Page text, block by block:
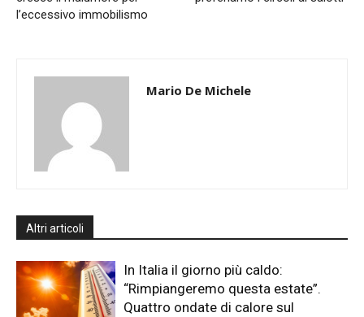
l’eccessivo immobilismo
Mario De Michele
Altri articoli
In Italia il giorno più caldo:
“Rimpiangeremo questa estate”.
Quattro ondate di calore sul